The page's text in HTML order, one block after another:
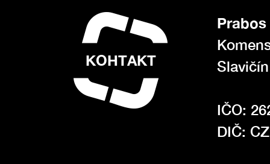
КОНТАКТ
IČO:
DIČ: